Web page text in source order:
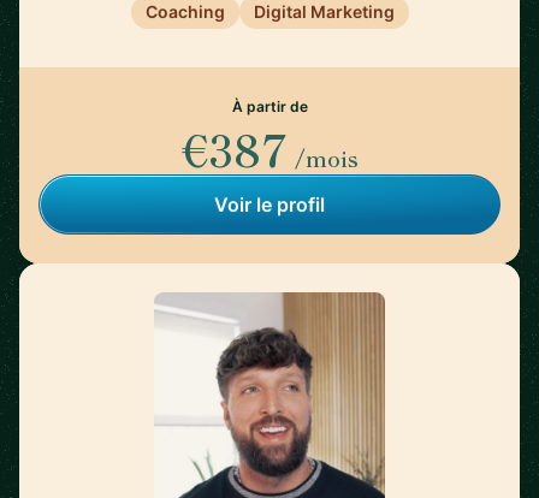
Coaching
Digital Marketing
À partir de
€387 /mois
Voir le profil